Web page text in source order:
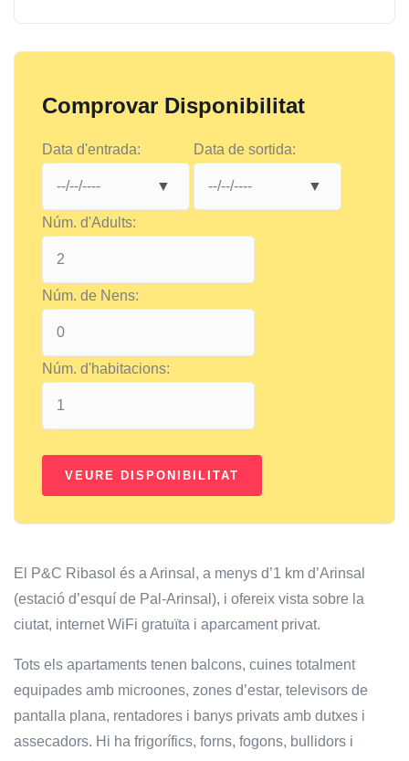
Comprovar Disponibilitat
Data d'entrada: Data de sortida:
Núm. d'Adults:
Núm. de Nens:
Núm. d'habitacions:
El P&C Ribasol és a Arinsal, a menys d’1 km d’Arinsal
(estació d’esquí de Pal-Arinsal), i ofereix vista sobre la
ciutat, internet WiFi gratuïta i aparcament privat.
Tots els apartaments tenen balcons, cuines totalment
equipades amb microones, zones d’estar, televisors de
pantalla plana, rentadores i banys privats amb dutxes i
assecadors. Hi ha frigorífics, forns, fogons, bullidors i